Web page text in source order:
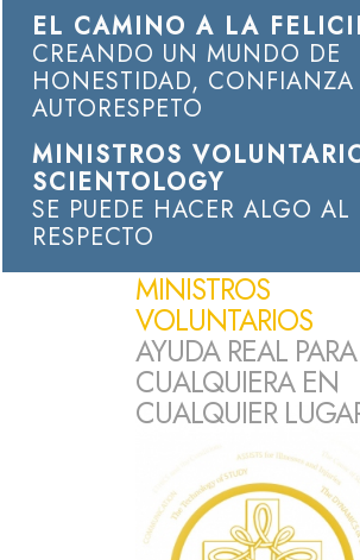
EL CAMINO A LA
CREANDO UN MUNDO DE
HONESTIDAD, CONFIANZA
AUTORESPETO
MINISTROS
SCIENTOLOGY
SE PUEDE HACER ALGO AL
RESPECTO
MINISTROS
VOLUNTARIOS
AYUDA REAL PARA
CUALQUIERA EN
CUALQUIER